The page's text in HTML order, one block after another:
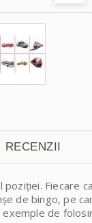
RECENZII
Fiecare
de bingo, pe
de